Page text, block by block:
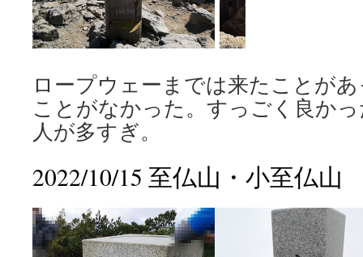
ロープウェーまでは来たことが
ことがなかった。すっごく良か
人が多すぎ。
2022/10/15 至仏山・小至仏山